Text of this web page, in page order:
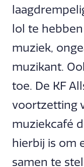
lol te
muziek,
muzikant.
toe. De KF
voortzetting
muziekcafé
hierbij is om
samen te